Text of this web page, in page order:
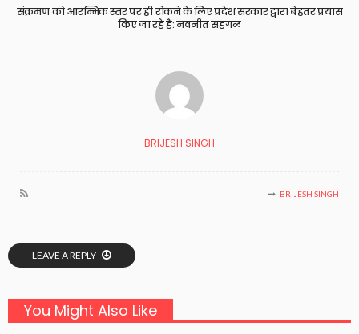
संक्रमण को आरम्भिक स्तर पर ही रोकने के लिए प्रदेश सरकार द्वारा बेहतर प्रयास
किए जा रहे हैं: नवनीत सहगल
BRIJESH SINGH
BRIJESH SINGH
LEAVE A REPLY
You Might Also Like